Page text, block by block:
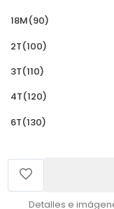
18M(90)
2T(100)
3T(110)
4T(120)
6T(130)
Detalles e